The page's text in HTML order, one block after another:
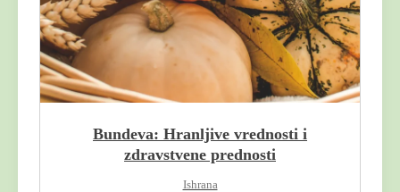
Bundeva: Hranljive vrednosti i
zdravstvene prednosti
Ishrana